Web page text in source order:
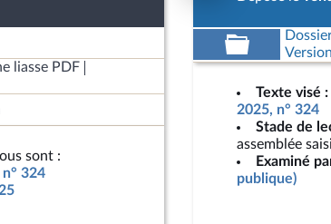
liasse PDF
sont :
324
Texte visé :
2025, n° 324
Stade de
assemblée
Examiné
publique)